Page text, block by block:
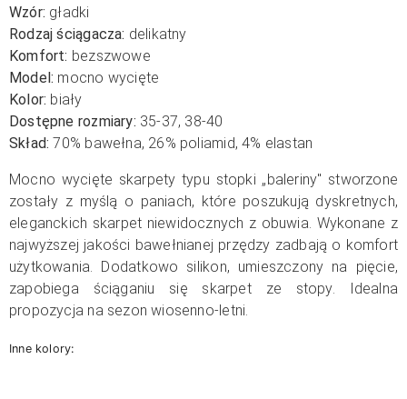
Wzór: gładki
Rodzaj ściągacza: delikatny
Komfort: bezszwowe
Model: mocno wycięte
Kolor: biały
Dostępne rozmiary: 35-37, 38-40
Skład: 70% bawełna, 26% poliamid, 4% elastan
Mocno wycięte skarpety typu stopki „baleriny" stworzone
zostały z myślą o paniach, które poszukują dyskretnych,
eleganckich skarpet niewidocznych z obuwia. Wykonane z
najwyższej jakości bawełnianej przędzy zadbają o komfort
użytkowania. Dodatkowo silikon, umieszczony na pięcie,
zapobiega ściąganiu się skarpet ze stopy. Idealna
propozycja na sezon wiosenno-letni.
Inne kolory: